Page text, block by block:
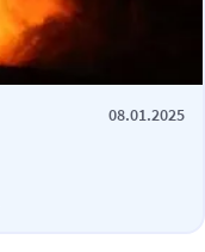
08.01.2025